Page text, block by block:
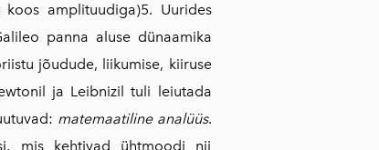
ampli­tuudiga)5. Uurides
panna aluse dünaamika
jõudude, liikumise, kiiruse
ja Leibnizil tuli leiutada
matemaatiline analüüs.
mis kehtivad ühtmoodi nii